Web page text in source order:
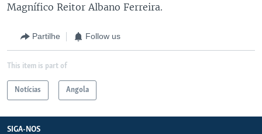
Magnífico Reitor Albano Ferreira.
Partilhe Follow us
This item is part of
Notícias Angola
SIGA-NOS